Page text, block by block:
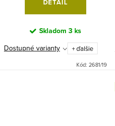
DETAIL
Skladom 3 ks
Dostupné varianty
+ ďalšie
Kód: 2681/19